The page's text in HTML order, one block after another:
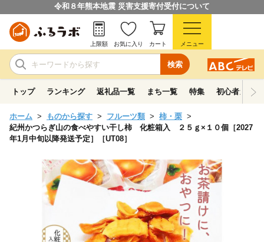
令和８年熊本地震 災害支援寄付受付について
検索
上限額 お気に入り カート メニュー
トップ ランキング 返礼品一覧 まち一覧 特集 初心者ガイド
ホーム ものから探す フルーツ類
柿・栗
紀州かつらぎ山の食べやすい干し柿 化粧箱入 ２５ｇ×１０個［2027
年1月中旬以降発送予定］［UT08］